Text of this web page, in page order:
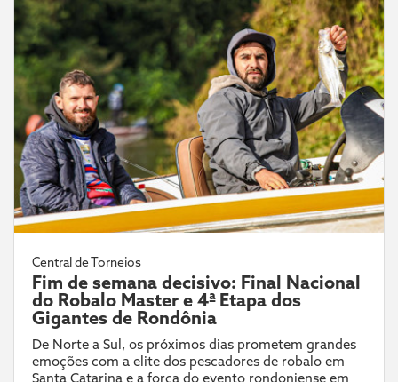
Central de Torneios
Fim de semana decisivo: Final Nacional
do Robalo Master e 4ª Etapa dos
Gigantes de Rondônia
De Norte a Sul, os próximos dias prometem grandes
emoções com a elite dos pescadores de robalo em
Santa Catarina e a força do evento rondoniense em